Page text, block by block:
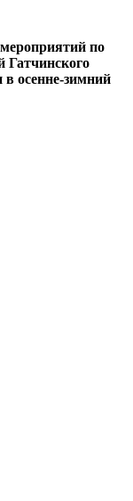
по
Гатчинского
в осенне-зимний